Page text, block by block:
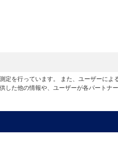
を行っています。 また、ユーザーによ
た他の情報や、ユーザーが各パートナ